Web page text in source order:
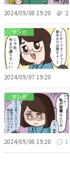
2024/09/08 19:20 2
マンガ
2024/09/07 19:20
マンガ
2024/09/06 19:20 1